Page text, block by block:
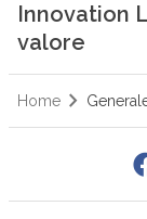
Innovation
valore
Home